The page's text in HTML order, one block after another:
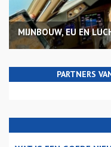
MIJNBOUW, EU EN
PARTNERS